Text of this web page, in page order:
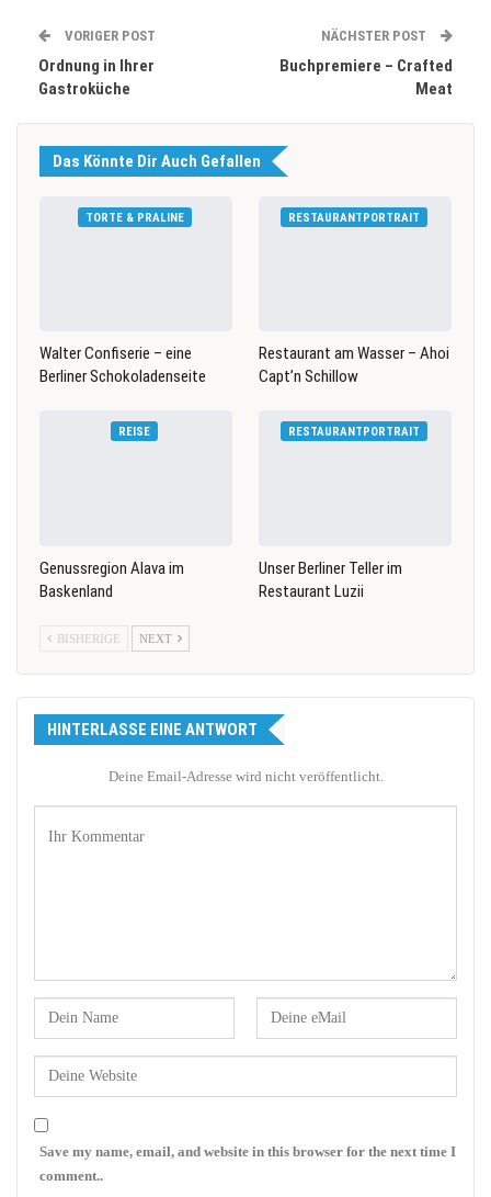
VORIGER POST
Ordnung in Ihrer
Gastroküche
NÄCHSTER POST
Buchpremiere – Crafted
Meat
Das Könnte Dir Auch Gefallen
TORTE & PRALINE
Walter Confiserie – eine
Berliner Schokoladenseite
RESTAURANTPORTRAIT
Restaurant am Wasser – Ahoi
Capt’n Schillow
REISE
Genussregion Alava im
Baskenland
RESTAURANTPORTRAIT
Unser Berliner Teller im
Restaurant Luzii
BISHERIGE NEXT
HINTERLASSE EINE ANTWORT
Deine Email-Adresse wird nicht veröffentlicht.
Save my name, email, and website in this browser for the next time I
comment..